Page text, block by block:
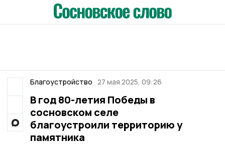
Благоустройство 27 мая 2025, 09:26
В год 80-летия Победы в
сосновском селе
благоустроили территорию у
памятника